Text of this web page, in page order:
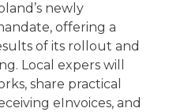
newly
offering a
of its rollout and
Local expers will
share practical
eInvoices, and